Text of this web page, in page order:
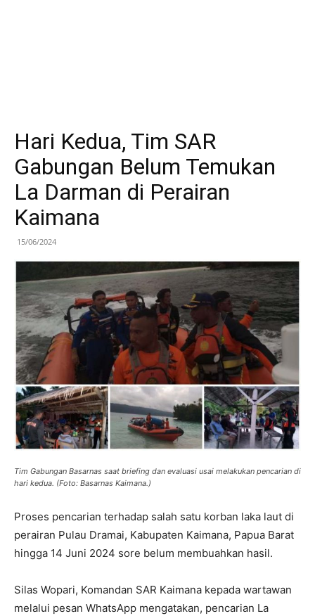
Hari Kedua, Tim SAR
Gabungan Belum Temukan
La Darman di Perairan
Kaimana
15/06/2024
Tim Gabungan Basarnas saat briefing dan evaluasi usai melakukan pencarian di
hari kedua. (Foto: Basarnas Kaimana.)
Proses pencarian terhadap salah satu korban laka laut di
perairan Pulau Dramai, Kabupaten Kaimana, Papua Barat
hingga 14 Juni 2024 sore belum membuahkan hasil.
Silas Wopari, Komandan SAR Kaimana kepada wartawan
melalui pesan WhatsApp mengatakan, pencarian La